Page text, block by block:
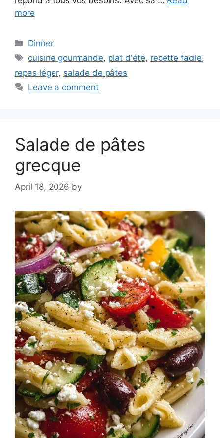
more
Categories
Dinner
Tags
cuisine gourmande, plat d'été, recette facile,
repas léger, salade de pâtes
Leave a comment
Salade de pâtes
grecque
April 18, 2026 by